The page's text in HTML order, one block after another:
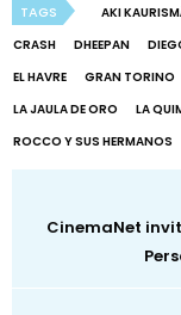
TAGS AKI
CRASH
DHEEPAN
EL HAVRE
GRAN TORINO
LA JAULA DE ORO
LA
ROCCO Y SUS HERMANOS
CinemaNet